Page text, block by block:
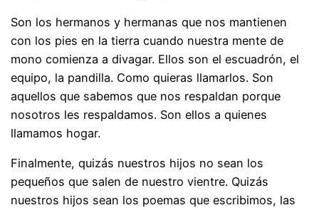
Son los hermanos y hermanas que nos mantienen
con los pies en la tierra cuando nuestra mente de
mono comienza a divagar. Ellos son el escuadrón, el
equipo, la pandilla. Como quieras llamarlos. Son
aquellos que sabemos que nos respaldan porque
nosotros les respaldamos. Son ellos a quienes
llamamos hogar.
Finalmente, quizás nuestros hijos no sean los
pequeños que salen de nuestro vientre. Quizás
nuestros hijos sean los poemas que escribimos, las